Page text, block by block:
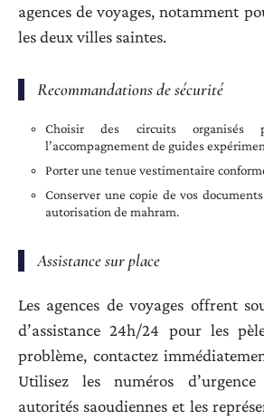
agences de voyages, notamment
les deux villes saintes.
Recommandations de sécurité
Choisir des circuits organisés
l’accompagnement de guides
Porter une tenue vestimentaire
Conserver une copie de vos
autorisation de mahram.
Assistance sur place
Les agences de voyages offrent
d’assistance 24h/24 pour les
problème, contactez
Utilisez les numéros
autorités saoudiennes et les